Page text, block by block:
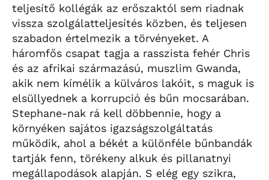
teljesítő kollégák az erőszaktól sem riadnak
vissza szolgálatteljesítés közben, és teljesen
szabadon értelmezik a törvényeket. A
háromfős csapat tagja a rasszista fehér Chris
és az afrikai származású, muszlim Gwanda,
akik nem kímélik a külváros lakóit, s maguk is
elsüllyednek a korrupció és bűn mocsarában.
Stephane-nak rá kell döbbennie, hogy a
környéken sajátos igazságszolgáltatás
működik, ahol a békét a különféle bűnbandák
tartják fenn, törékeny alkuk és pillanatnyi
megállapodások alapján. S elég egy szikra,